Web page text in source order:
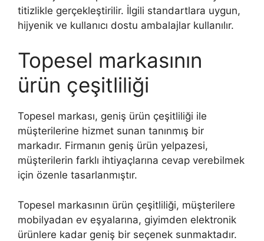
titizlikle gerçekleştirilir. İlgili standartlara uygun,
hijyenik ve kullanıcı dostu ambalajlar kullanılır.
Topesel markasının
ürün çeşitliliği
Topesel markası, geniş ürün çeşitliliği ile
müşterilerine hizmet sunan tanınmış bir
markadır. Firmanın geniş ürün yelpazesi,
müşterilerin farklı ihtiyaçlarına cevap verebilmek
için özenle tasarlanmıştır.
Topesel markasının ürün çeşitliliği, müşterilere
mobilyadan ev eşyalarına, giyimden elektronik
ürünlere kadar geniş bir seçenek sunmaktadır.